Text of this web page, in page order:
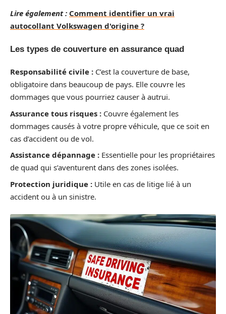
Lire également : Comment identifier un vrai
autocollant Volkswagen d'origine ?
Les types de couverture en assurance quad
Responsabilité civile : C’est la couverture de base,
obligatoire dans beaucoup de pays. Elle couvre les
dommages que vous pourriez causer à autrui.
Assurance tous risques : Couvre également les
dommages causés à votre propre véhicule, que ce soit en
cas d’accident ou de vol.
Assistance dépannage : Essentielle pour les propriétaires
de quad qui s’aventurent dans des zones isolées.
Protection juridique : Utile en cas de litige lié à un
accident ou à un sinistre.